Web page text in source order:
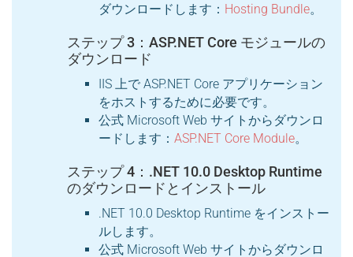
ダウンロードします： Hosting Bundle。
ステップ 3：ASP.NET Core モジュールの
ダウンロード
IIS 上で ASP.NET Core アプリケーション
をホストするために必要です。
公式 Microsoft Web サイトからダウンロ
ードします： ASP.NET Core Module。
ステップ 4：.NET 10.0 Desktop Runtime
のダウンロードとインストール
.NET 10.0 Desktop Runtime をインストー
ルします。
公式 Microsoft Web サイトからダウンロ